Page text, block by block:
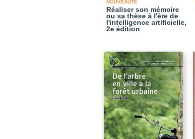
NOUVEAUTÉ
Réaliser son mémoire
ou sa thèse à l'ère de
l'intelligence artificielle,
2e édition